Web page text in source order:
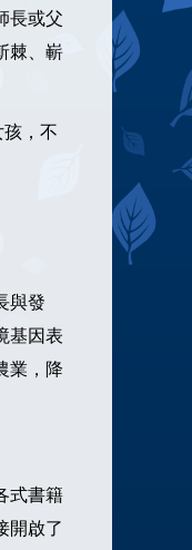
長或父
棘、嶄
，不
與發
基因表
業，降
式書籍
開啟了